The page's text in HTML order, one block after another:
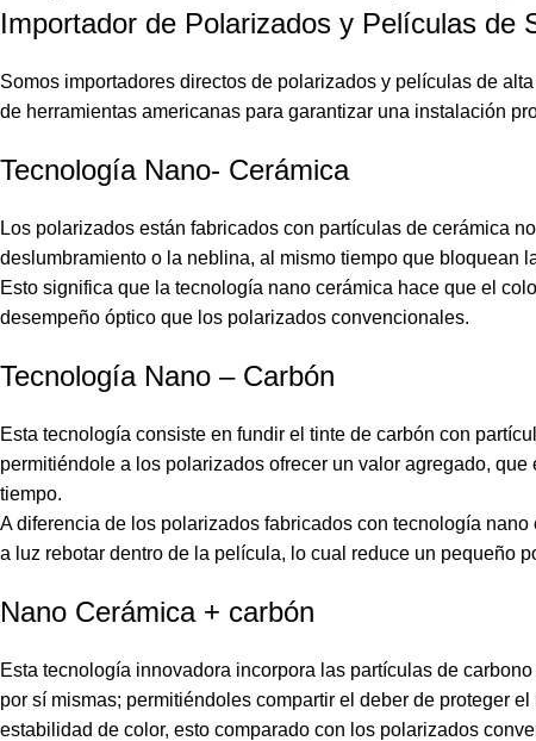
Importador de Polarizados y Películas de
Somos importadores directos de polarizados y películas de
de herramientas americanas para garantizar una instalación
Tecnología Nano- Cerámica
Los polarizados están fabricados con partículas de cerámica
deslumbramiento o la neblina, al mismo tiempo que bloquean
Esto significa que la tecnología nano cerámica hace que el
desempeño óptico que los polarizados convencionales.
Tecnología Nano – Carbón
Esta tecnología consiste en fundir el tinte de carbón con
permitiéndole a los polarizados ofrecer un valor agregado,
tiempo.
A diferencia de los polarizados fabricados con tecnología
a luz rebotar dentro de la película, lo cual reduce un pequeño
Nano Cerámica + carbón
Esta tecnología innovadora incorpora las partículas de
por sí mismas; permitiéndoles compartir el deber de proteger
estabilidad de color, esto comparado con los polarizados